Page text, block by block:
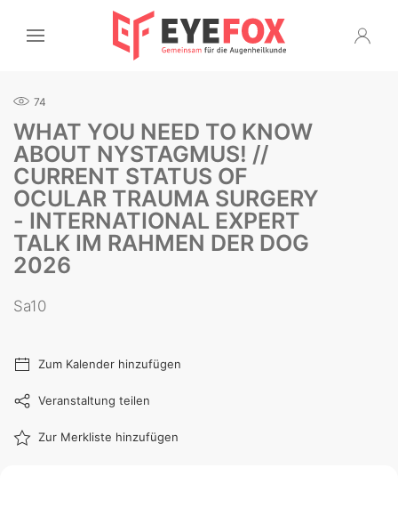
74
WHAT YOU NEED TO KNOW
ABOUT NYSTAGMUS! //
CURRENT STATUS OF
OCULAR TRAUMA SURGERY
- INTERNATIONAL EXPERT
TALK IM RAHMEN DER DOG
2026
Sa10
Zum Kalender hinzufügen
Veranstaltung teilen
Zur Merkliste hinzufügen